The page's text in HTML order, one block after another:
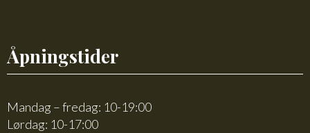
Åpningstider
Mandag – fredag: 10-19:00
Lørdag: 10-17:00